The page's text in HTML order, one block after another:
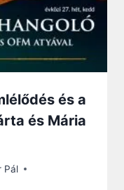
és a
és Mária
Pál